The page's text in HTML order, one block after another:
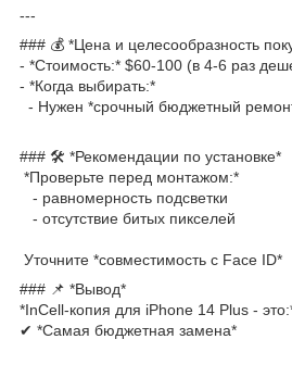
---
### 💰 *Цена и целесообразность
- *Стоимость:* $60-100 (в 4-6 раз
- *Когда выбирать:*
- Нужен *срочный бюджетный
### 🛠 *Рекомендации по установке*
*Проверьте перед монтажом:*
- равномерность подсветки
- отсутствие битых пикселей
Уточните *совместимость с Face ID*
### 📌 *Вывод*
*InCell-копия для iPhone 14 Plus -
✔ *Самая бюджетная замена*